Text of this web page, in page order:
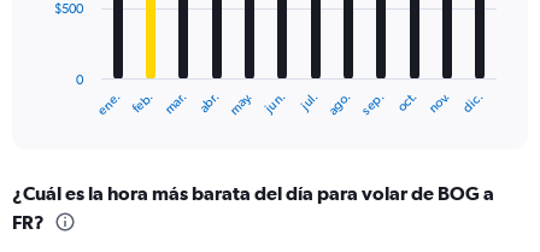
The
Range:
12
ene. feb. mar. abr. may. jun. jul. ago. sep. oct. nov. dic.
0
$500
¿Cuál es la hora más barata del día para volar de BOG a
FR?